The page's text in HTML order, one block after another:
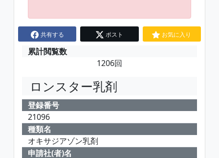
共有する ポスト お気に入り
累計閲覧数
1206回
ロンスター乳剤
登録番号
21096
種類名
オキサジアゾン乳剤
申請社(者)名